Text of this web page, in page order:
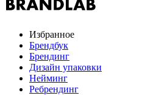
Избранное
Брендбук
Брендинг
Дизайн упаковки
Нейминг
Ребрендинг